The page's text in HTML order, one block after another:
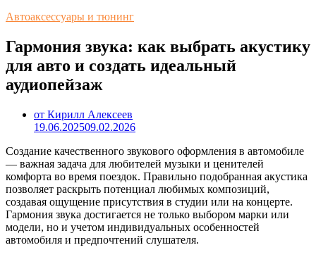
Автоаксессуары и тюнинг
Гармония звука: как выбрать акустику
для авто и создать идеальный
аудиопейзаж
от Кирилл Алексеев
19.06.202509.02.2026
Создание качественного звукового оформления в автомобиле
— важная задача для любителей музыки и ценителей
комфорта во время поездок. Правильно подобранная акустика
позволяет раскрыть потенциал любимых композиций,
создавая ощущение присутствия в студии или на концерте.
Гармония звука достигается не только выбором марки или
модели, но и учетом индивидуальных особенностей
автомобиля и предпочтений слушателя.